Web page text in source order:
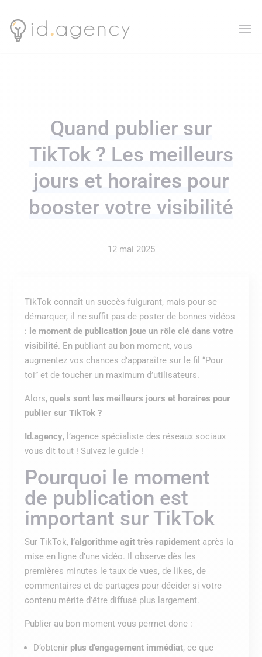
Quand publier sur
TikTok ? Les meilleurs
jours et horaires pour
booster votre visibilité
12 mai 2025
TikTok connaît un succès fulgurant, mais pour se
démarquer, il ne suffit pas de poster de bonnes vidéos
: le moment de publication joue un rôle clé dans votre
visibilité. En publiant au bon moment, vous
augmentez vos chances d’apparaître sur le fil “Pour
toi” et de toucher un maximum d’utilisateurs.
Alors,quels sont les meilleurs jours et horaires pour
publier sur TikTok ?
Id.agency, l’agence spécialiste des réseaux sociaux
vous dit tout ! Suivez le guide !
Pourquoi le moment
de publication est
important sur TikTok
Sur TikTok, l’algorithme agit très rapidement après la
mise en ligne d’une vidéo. Il observe dès les
premières minutes le taux de vues, de likes, de
commentaires et de partages pour décider si votre
contenu mérite d’être diffusé plus largement.
Publier au bon moment vous permet donc :
D’obtenir plus d’engagement immédiat, ce que